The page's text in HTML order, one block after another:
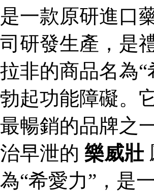
是一款原研進口
司研發生產，是
拉非的商品名為
勃起功能障礙。
最暢銷的品牌之
治早泄的 樂威壯
為“希愛力”，是